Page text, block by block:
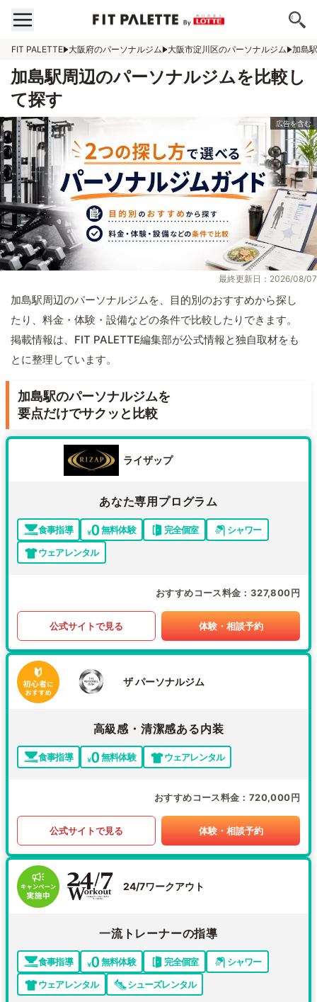
FIT PALETTE 大阪府のパーソナルジム 大阪市淀川区のパーソナルジム 加島
加島駅周辺のパーソナルジムを比較し
て探す
最終更新日：2026/08/07
加島駅周辺のパーソナルジムを、目的別のおすすめから探し
たり、料金・体験・設備などの条件で比較したりできます。
掲載情報は、FIT PALETTE編集部が公式情報と独自取材をも
とに整理しています。
加島駅のパーソナルジムを
要点だけでサクッと比較
ライザップ
あなた専用プログラム
食事指導 無料体験 完全個室
シャワー
ウェアレンタル
おすすめコース料金 327,800円
公式サイトで見る 体験・相談予約
ザ パーソナルジム
高級感・清潔感ある内装
食事指導 無料体験 ウェアレンタル
おすすめコース料金 720,000円
公式サイトで見る 体験・相談予約
24/7ワークアウト
一流トレーナーの指導
食事指導 無料体験 完全個室
シャワー
ウェアレンタル
シューズレンタル